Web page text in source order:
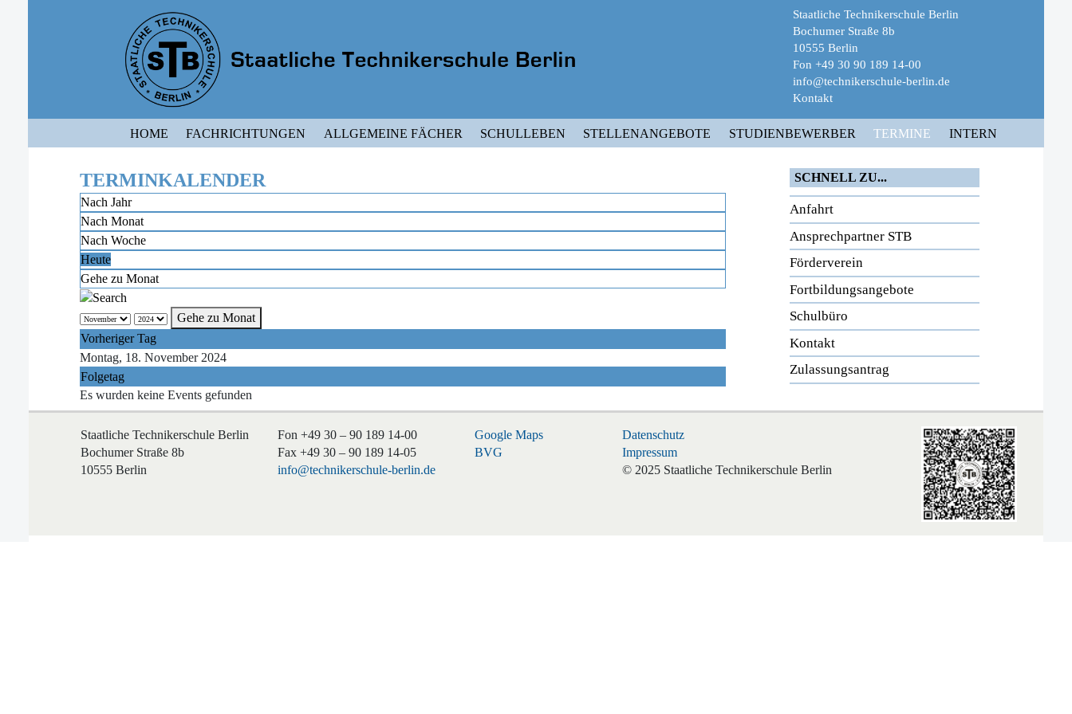
Staatliche Technikerschule Berlin
Bochumer Straße 8b
10555 Berlin
Fon +49 30 90 189 14-00
info@technikerschule-berlin.de
Kontakt
HOME FACHRICHTUNGEN ALLGEMEINE FÄCHER SCHULLEBEN STELLENANGEBOTE STUDIENBEWERBER TERMINE INTERN
TERMINKALENDER
Nach Jahr
Nach Monat
Nach Woche
Heute
Gehe zu Monat
Gehe zu Monat
Vorheriger Tag
Montag, 18. November 2024
Folgetag
Es wurden keine Events gefunden
SCHNELL ZU...
Anfahrt
Ansprechpartner STB
Förderverein
Fortbildungsangebote
Schulbüro
Kontakt
Zulassungsantrag
Staatliche Technikerschule Berlin
Bochumer Straße 8b
10555 Berlin
Fon +49 30 – 90 189 14-00
Fax +49 30 – 90 189 14-05
info@technikerschule-berlin.de
Google Maps
BVG
Datenschutz
Impressum
© 2025 Staatliche Technikerschule Berlin